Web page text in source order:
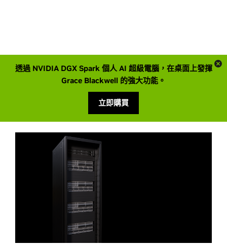
透過 NVIDIA DGX Spark 個人 AI 超級電腦，在桌面上發揮
Grace Blackwell 的強大功能。
立即購買